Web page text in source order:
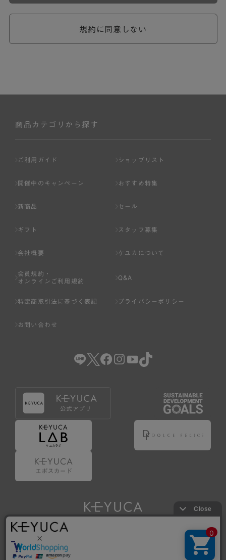
めが優先されるものとします。
ません。
ページへの入力、または弊社が別途指定する方法に従って
基づき判断した場合は、弊社は、その登録を取り消すこと
のいずれかの事由に該当する場合は、その登録を拒否し、
または事前に通知することなく一旦なされた登録を取り消
いる場合。
（5） その他、本規約または個別規定に違反した場合。
4.会員登録が取り消された場合においても、当該会員は、
弊社とのお取引等により既に発生した支払義務等の取引上
の義務および本規約上の義務の履行責任を免れないものと
します。
5.仮登録とは、ケユカが提供するアプリ等でサービスを利
用するための簡易的な会員登録（以下「仮登録」といいま
6.仮登録をすることで、第9条のポイント付与を受けるこ
とができます。
7.仮登録状態はポイントの利用は行えず、第3条1項の通り
に登録完了することでポイント利用が行えるようになりま
す。
規約に同意しない
商品カテゴリから探す
ご利用ガイド ショップリスト
開催中のキャンペーン おすすめ特集
新商品 セール
ギフト スタッフ募集
会社概要 ケユカについて
会員規約・
オンラインご利用規約
Q&A
特定商取引法に基づく表記 プライバシーポリシー
お問い合わせ
Copyright © KAWAJUN Co., Ltd. All Rights Reserved.